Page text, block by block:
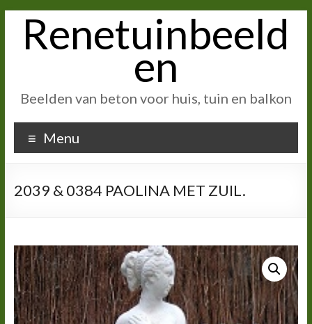
inhoudRenetuinbeeld
en
Beelden van beton voor huis, tuin en balkon
Menu
2039 & 0384 PAOLINA MET ZUIL.